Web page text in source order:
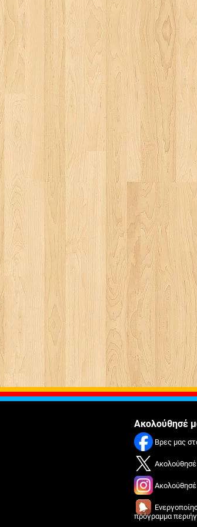
Ακολούθησέ
Βρες μας
πρόγραμμα